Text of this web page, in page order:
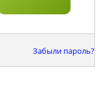
Забыли пароль?